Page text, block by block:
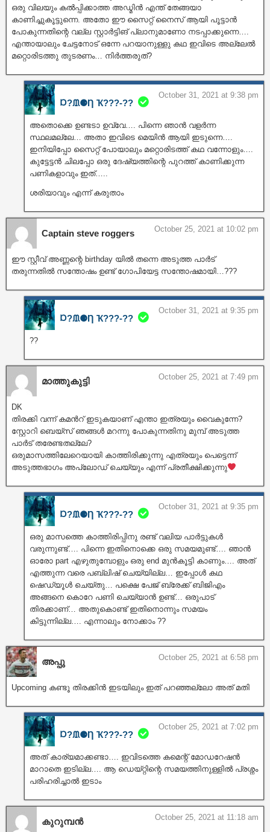
ഒരു വിലയും കൽപ്പിക്കാത്ത അഡ്മിൻ എന്ത് തേങ്ങയാ
കാണിച്ചുകൂട്ടുന്നെ. അതോ ഈ സൈറ്റ് നൈസ് ആയി പൂട്ടാൻ
പോകുന്നതിന്റെ വല്ല സ്റ്റാർട്ടിങ് പ്ലാനുമാണോ നടപ്പാക്കുന്നെ….
എന്തായാലും ചേട്ടനോട് ഒന്നേ പറയാനുള്ളു കഥ ഇവിടെ അല്ലേൽ
മറ്റൊരിടത്തു തുടരണം… നിർത്തരുത്?
Ɒ?ᙢ⚈Ƞ Ҡ???‐??
October 31, 2021 at 9:38 pm
അതൊക്കെ ഉണ്ടടാ ഉവ്വേ…. പിന്നെ ഞാൻ വളർന്ന
സ്ഥലമല്ലേ… അതാ ഇവിടെ മെയിൻ ആയി ഇടുന്നെ….
ഇനിയിപ്പോ സൈറ്റ് പോയാലും മറ്റൊരിടത്ത് കഥ വന്നോളും….
കുട്ടേട്ടൻ ചിലപ്പോ ഒരു ദേഷ്യത്തിന്റെ പുറത്ത് കാണിക്കുന്ന
പണികളാവും ഇത്…..
ശരിയാവും എന്ന് കരുതാം
Captain steve roggers October 25, 2021 at 10:02 pm
ഈ സ്റ്റീവ് അണ്ണന്റെ birthday യിൽ തന്നെ അടുത്ത പാർട്
തരുന്നതിൽ സന്തോഷം ഉണ്ട് ഗോപിയേട്ട സന്തോഷമായി…???
Ɒ?ᙢ⚈Ƞ Ҡ???‐??
October 31, 2021 at 9:35 pm
??
മാത്തുകുട്ടി October 25, 2021 at 7:49 pm
DK
തിരക്കി വന്ന് കമൻറ് ഇടുകയാണ് എന്താ ഇത്രയും വൈകുന്നേ?
സ്റ്റോറി ബെയ്സ് ഞങ്ങൾ മറന്നു പോകുന്നതിനു മുമ്പ് അടുത്ത
പാർട് തരേണ്ടതല്ലേ?
ഒരുമാസത്തിലേറെയായി കാത്തിരിക്കുന്നു എത്രയും പെട്ടെന്ന്
അടുത്തഭാഗം അപ്‌ലോഡ് ചെയ്യും എന്ന് പ്രതീക്ഷിക്കുന്നു
Ɒ?ᙢ⚈Ƞ Ҡ???‐??
October 31, 2021 at 9:35 pm
ഒരു മാസത്തെ കാത്തിരിപ്പിനു രണ്ട് വലിയ പാർട്ടുകൾ
വരുന്നുണ്ട്…. പിന്നെ ഇതിനൊക്കെ ഒരു സമയമുണ്ട്…. ഞാൻ
ഓരോ part എഴുതുമ്പോളും ഒരു end മുൻകൂട്ടി കാണും…. അത്
എത്തുന്ന വരെ പബ്ലിഷ് ചെയ്യില്ല… ഇപ്പോൾ കഥ
ഷെഡ്യൂൾ ചെയ്തു… പക്ഷെ പേജ് ബ്രേക്ക്‌ ബിജിഎം
അങ്ങനെ കൊറേ പണി ചെയ്യാൻ ഉണ്ട്… ഒരുപാട്
തിരക്കാണ്… അതുകൊണ്ട് ഇതിനൊന്നും സമയം
കിട്ടുന്നില്ല…. എന്നാലും നോക്കാം ??
അപ്പു October 25, 2021 at 6:58 pm
Upcoming കണ്ടൂ തിരക്കിൻ ഇടയിലും ഇത് പറഞ്ഞല്ലോ അത് മതി
Ɒ?ᙢ⚈Ƞ Ҡ???‐??
October 25, 2021 at 7:02 pm
അത് കാര്യമാക്കണ്ടാ…. ഇവിടത്തെ കമെന്റ് മോഡറേഷൻ
മാറാതെ ഇടില്ല…. ആ ഡെയ്റ്റിന്റെ സമയത്തിനുള്ളിൽ പ്രശ്നം
പരിഹരിച്ചാൽ ഇടാം
കുറുമ്പൻ October 25, 2021 at 11:18 am